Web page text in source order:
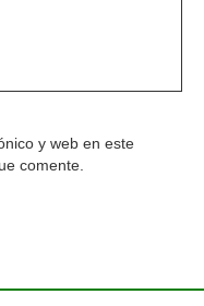
y web en este
comente.